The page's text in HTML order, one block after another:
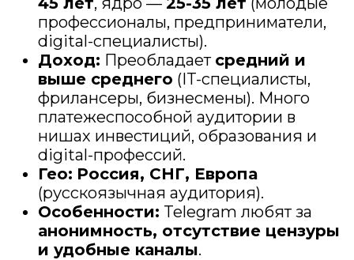
профессионалы, предприниматели,
digital-специалисты).
Доход: Преобладает средний и
выше среднего (IT-специалисты,
фрилансеры, бизнесмены). Много
платежеспособной аудитории в
нишах инвестиций, образования и
digital-профессий.
Гео: Россия, СНГ, Европа
(русскоязычная аудитория).
Особенности: Telegram любят за
анонимность, отсутствие цензуры
и удобные каналы.